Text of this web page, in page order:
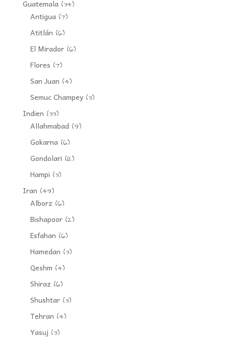
Guatemala(34)
Antigua(7)
Atitlán (6)
El Mirador(6)
Flores (7)
San Juan (4)
Semuc Champey(3)
Indien (33)
Allahmabad(9)
Gokarna(6)
Gondolari (12)
Hampi (3)
Iran (49)
Alborz (6)
Bishapoor(2)
Esfahan (6)
Hamedan (3)
Qeshm (4)
Shiraz (6)
Shushtar(3)
Tehran (4)
Yasuj (3)